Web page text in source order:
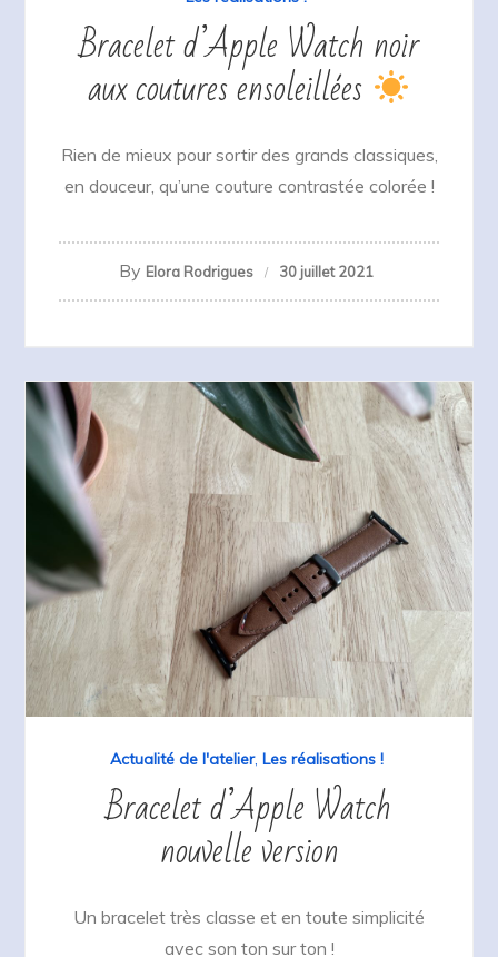
Bracelet d’Apple Watch noir
aux coutures ensoleillées
Rien de mieux pour sortir des grands classiques,
en douceur, qu’une couture contrastée colorée !
By Elora Rodrigues 30 juillet 2021
Actualité de l'atelier, Les réalisations !
Bracelet d’Apple Watch
nouvelle version
Un bracelet très classe et en toute simplicité
avec son ton sur ton !